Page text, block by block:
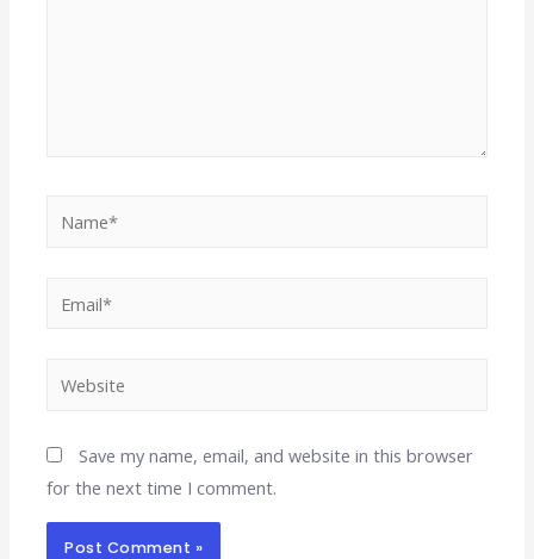
Save my name, email, and website in this browser
for the next time I comment.